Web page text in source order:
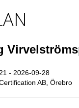
- 2026-09-28
AB, Örebro